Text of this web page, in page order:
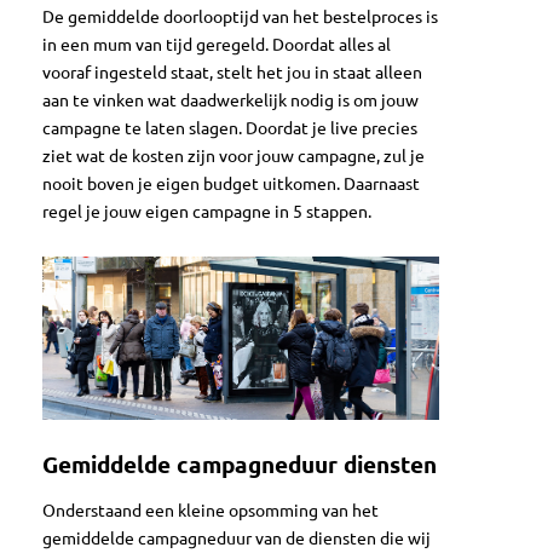
De gemiddelde doorlooptijd van het bestelproces is
in een mum van tijd geregeld. Doordat alles al
vooraf ingesteld staat, stelt het jou in staat alleen
aan te vinken wat daadwerkelijk nodig is om jouw
campagne te laten slagen. Doordat je live precies
ziet wat de kosten zijn voor jouw campagne, zul je
nooit boven je eigen budget uitkomen. Daarnaast
regel je jouw eigen campagne in 5 stappen.
Gemiddelde campagneduur diensten
Onderstaand een kleine opsomming van het
gemiddelde campagneduur van de diensten die wij